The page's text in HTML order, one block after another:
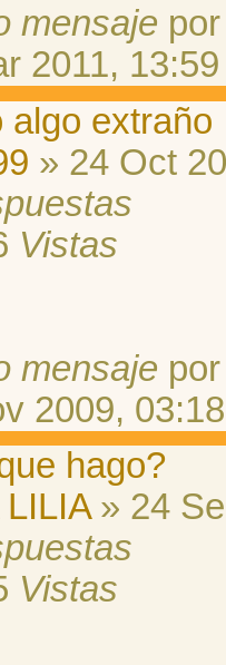
mensaje
2011, 13:59
algo extraño
» 24 Oct
Vistas
mensaje
2009, 03:18
hago?
» 24
Vistas